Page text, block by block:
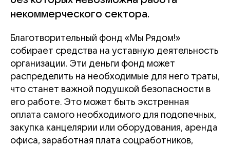
некоммерческого сектора.
Благотворительный фонд «Мы Рядом!»
собирает средства на уставную деятельность
организации. Эти деньги фонд может
распределить на необходимые для него траты,
что станет важной подушкой безопасности в
его работе. Это может быть экстренная
оплата самого необходимого для подопечных,
закупка канцелярии или оборудования, аренда
офиса, заработная плата соцработников,